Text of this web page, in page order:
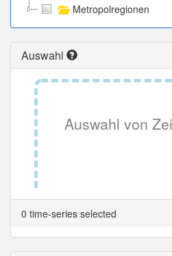
Metropolregionen
Auswahl
Auswahl von
0 time-series selected